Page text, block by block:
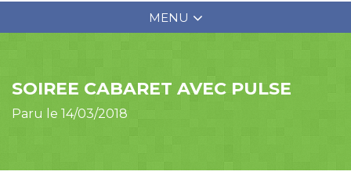
MENU
SOIREE CABARET AVEC PULSE
Paru le 14/03/2018